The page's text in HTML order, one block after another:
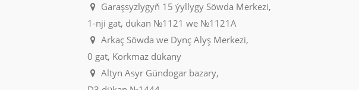
Garaşsyzlygyň 15 ýyllygy Söwda Merkezi,
1-nji gat, dükan №1121 we №1121A
Arkaç Söwda we Dynç Alyş Merkezi,
0 gat, Korkmaz dükany
Altyn Asyr Gündogar bazary,